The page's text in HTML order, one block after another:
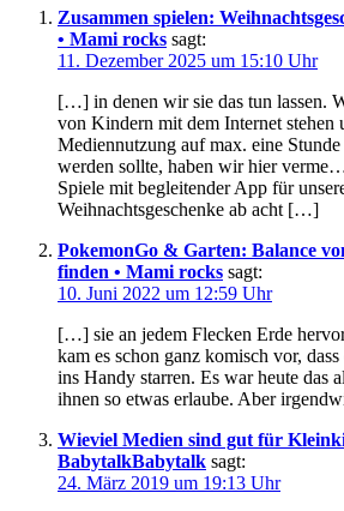
Zusammen spielen:
• Mami rocks sagt:
11. Dezember 2025 um 15:10 Uhr
[…] in denen wir sie das tun lassen.
von Kindern mit dem Internet stehen
Mediennutzung auf max. eine
werden sollte, haben wir hier
Spiele mit begleitender App für
Weihnachtsgeschenke ab acht […]
PokemonGo & Garten: Balance
finden • Mami rocks sagt:
10. Juni 2022 um 12:59 Uhr
[…] sie an jedem Flecken Erde
kam es schon ganz komisch vor,
ins Handy starren. Es war heute das
ihnen so etwas erlaube. Aber
Wieviel Medien sind gut für
BabytalkBabytalk sagt:
24. März 2019 um 19:13 Uhr